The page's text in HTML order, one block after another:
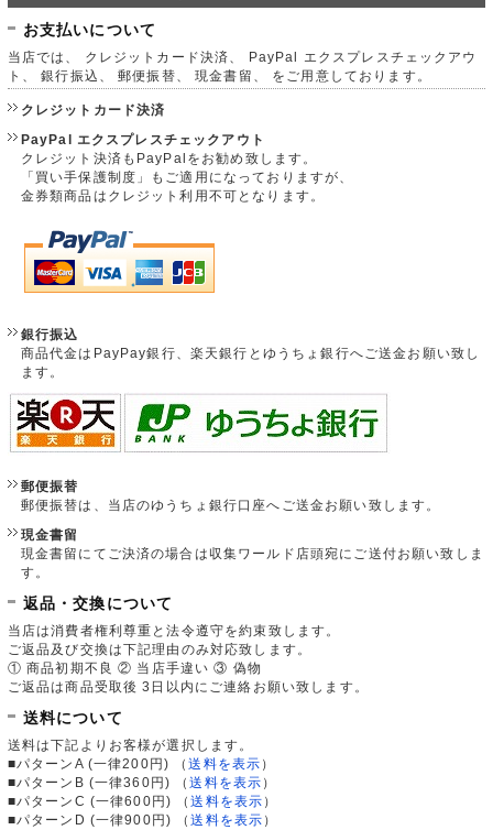
お支払いについて
当店では、 クレジットカード決済、 PayPal エクスプレスチェックアウ
ト、 銀行振込、 郵便振替、 現金書留、 をご用意しております。
クレジットカード決済
PayPal エクスプレスチェックアウト
クレジット決済もPayPalをお勧め致します。
「買い手保護制度」もご適用になっておりますが、
金券類商品はクレジット利用不可となります。
銀行振込
商品代金はPayPay銀行、楽天銀行とゆうちょ銀行へご送金お願い致し
ます。
郵便振替
郵便振替は、当店のゆうちょ銀行口座へご送金お願い致します。
現金書留
現金書留にてご決済の場合は収集ワールド店頭宛にご送付お願い致しま
す。
返品・交換について
当店は消費者権利尊重と法令遵守を約束致します。
ご返品及び交換は下記理由のみ対応致します。
① 商品初期不良 ② 当店手違い ③ 偽物
ご返品は商品受取後 3日以内にご連絡お願い致します。
送料について
送料は下記よりお客様が選択します。
■パターンA (一律200円)
（送料を表示 ）
■パターンB (一律360円)
（送料を表示 ）
■パターンC (一律600円)
（送料を表示 ）
■パターンD (一律900円)
（送料を表示 ）